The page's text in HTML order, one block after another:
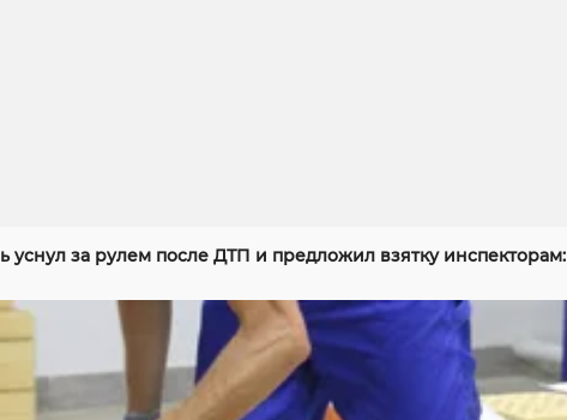
уснул за рулем после ДТП и предложил взятку инспекторам: